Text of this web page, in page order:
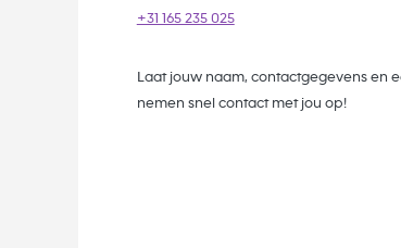
+31 165 235 025
Laat jouw naam, contactgegevens en
nemen snel contact met jou op!